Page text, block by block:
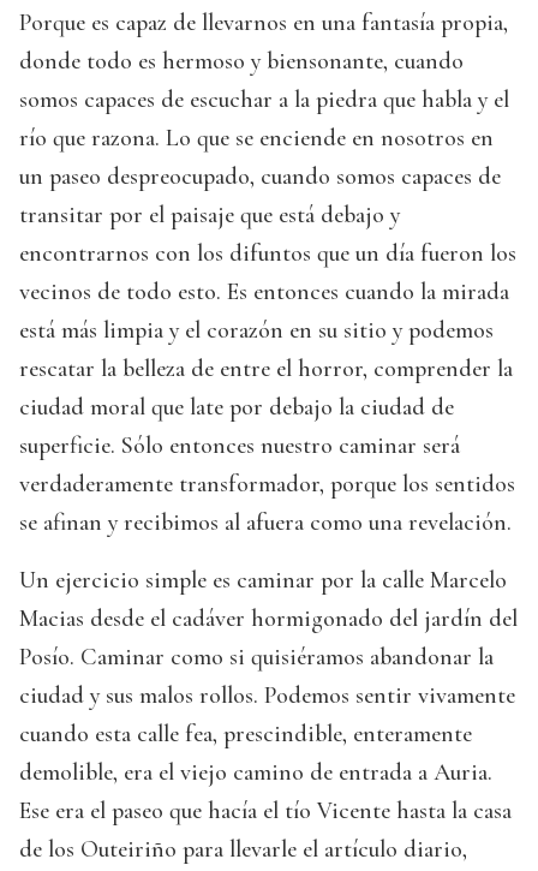
Porque es capaz de llevarnos en una fantasía propia,
donde todo es hermoso y biensonante, cuando
somos capaces de escuchar a la piedra que habla y el
río que razona. Lo que se enciende en nosotros en
un paseo despreocupado, cuando somos capaces de
transitar por el paisaje que está debajo y
encontrarnos con los difuntos que un día fueron los
vecinos de todo esto. Es entonces cuando la mirada
está más limpia y el corazón en su sitio y podemos
rescatar la belleza de entre el horror, comprender la
ciudad moral que late por debajo la ciudad de
superficie. Sólo entonces nuestro caminar será
verdaderamente transformador, porque los sentidos
se afinan y recibimos al afuera como una revelación.
Un ejercicio simple es caminar por la calle Marcelo
Macias desde el cadáver hormigonado del jardín del
Posío. Caminar como si quisiéramos abandonar la
ciudad y sus malos rollos. Podemos sentir vivamente
cuando esta calle fea, prescindible, enteramente
demolible, era el viejo camino de entrada a Auria.
Ese era el paseo que hacía el tío Vicente hasta la casa
de los Outeiriño para llevarle el artículo diario,